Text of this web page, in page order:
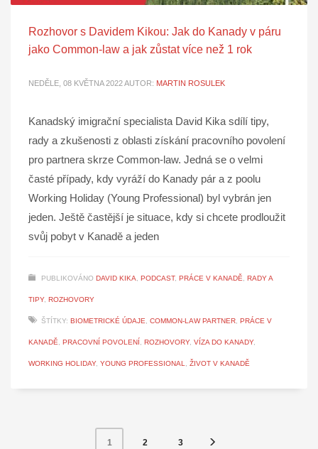
Rozhovor s Davidem Kikou: Jak do Kanady v páru
jako Common-law a jak zůstat více než 1 rok
NEDĚLE, 08 KVĚTNA 2022AUTOR: MARTIN ROSULEK
Kanadský imigrační specialista David Kika sdílí tipy,
rady a zkušenosti z oblasti získání pracovního povolení
pro partnera skrze Common-law. Jedná se o velmi
časté případy, kdy vyráží do Kanady pár a z poolu
Working Holiday (Young Professional) byl vybrán jen
jeden. Ještě častější je situace, kdy si chcete prodloužit
svůj pobyt v Kanadě a jeden
PUBLIKOVÁNO DAVID KIKA, PODCAST, PRÁCE V KANADĚ, RADY A
TIPY, ROZHOVORY
ŠTÍTKY: BIOMETRICKÉ ÚDAJE, COMMON-LAW PARTNER, PRÁCE V
KANADĚ, PRACOVNÍ POVOLENÍ, ROZHOVORY, VÍZA DO KANADY,
WORKING HOLIDAY, YOUNG PROFESSIONAL, ŽIVOT V KANADĚ
1 2 3